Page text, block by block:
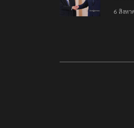
มือแร
6 สิงหา